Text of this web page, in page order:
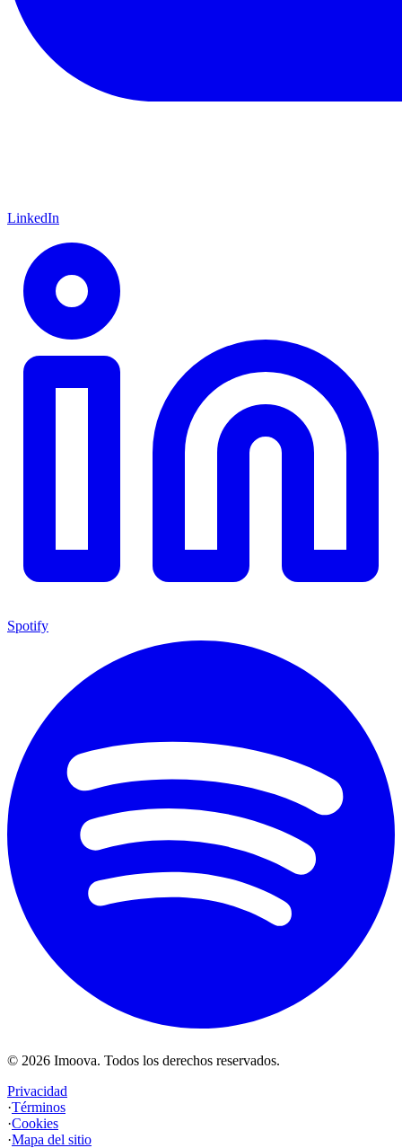
LinkedIn
Spotify
© 2026 Imoova. Todos los derechos reservados.
Privacidad
·Términos
·Cookies
·Mapa del sitio